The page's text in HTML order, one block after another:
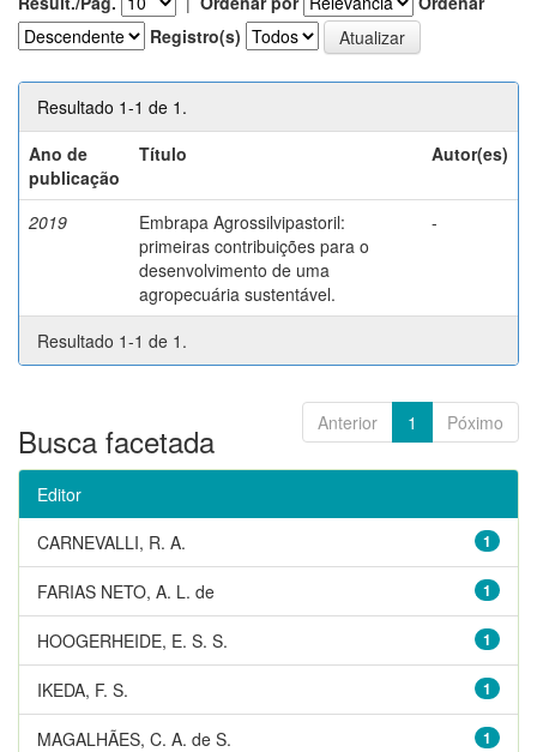
Registro(s)
Resultado 1-1 de 1.
Ano de
publicação
Título Autor(es)
2019
Embrapa Agrossilvipastoril:
primeiras contribuições para o
desenvolvimento de uma
agropecuária sustentável.
-
Resultado 1-1 de 1.
Anterior 1 Póximo
Busca facetada
Editor
1
CARNEVALLI, R. A.
1
FARIAS NETO, A. L. de
1
HOOGERHEIDE, E. S. S.
1
IKEDA, F. S.
1
MAGALHÃES, C. A. de S.